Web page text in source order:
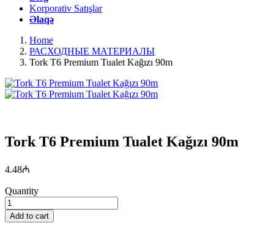
Korporativ Satışlar
Əlaqə
Home
РАСХОДНЫЕ МАТЕРИАЛЫ
Tork T6 Premium Tualet Kağızı 90m
Tork T6 Premium Tualet Kağızı 90m
4.48₼
Quantity
Add to cart